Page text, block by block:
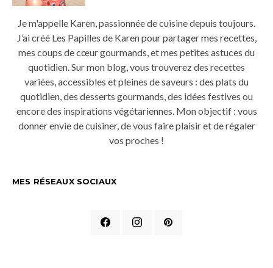
Je m'appelle Karen, passionnée de cuisine depuis toujours.
J’ai créé Les Papilles de Karen pour partager mes recettes,
mes coups de cœur gourmands, et mes petites astuces du
quotidien. Sur mon blog, vous trouverez des recettes
variées, accessibles et pleines de saveurs : des plats du
quotidien, des desserts gourmands, des idées festives ou
encore des inspirations végétariennes. Mon objectif : vous
donner envie de cuisiner, de vous faire plaisir et de régaler
vos proches !
MES RÉSEAUX SOCIAUX